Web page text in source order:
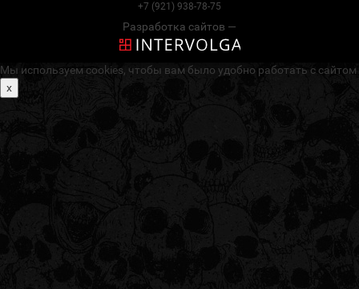
+7 (921) 938-78-75
Разработка сайтов —
Мы используем cookies, чтобы вам было удобно работать с сайтом
x